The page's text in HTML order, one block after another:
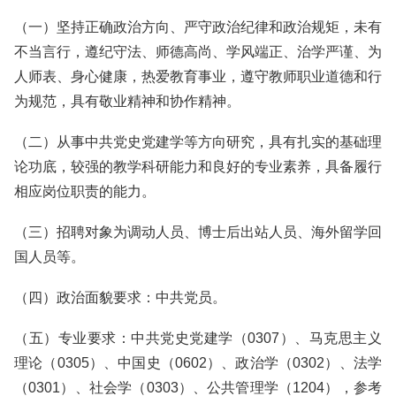
（一）坚持正确政治方向、严守政治纪律和政治规矩，未有
不当言行，遵纪守法、师德高尚、学风端正、治学严谨、为
人师表、身心健康，热爱教育事业，遵守教师职业道德和行
为规范，具有敬业精神和协作精神。
（二）从事中共党史党建学等方向研究，具有扎实的基础理
论功底，较强的教学科研能力和良好的专业素养，具备履行
相应岗位职责的能力。
（三）招聘对象为调动人员、博士后出站人员、海外留学回
国人员等。
（四）政治面貌要求：中共党员。
（五）专业要求：中共党史党建学（0307）、马克思主义
理论（0305）、中国史（0602）、政治学（0302）、法学
（0301）、社会学（0303）、公共管理学（1204），参考